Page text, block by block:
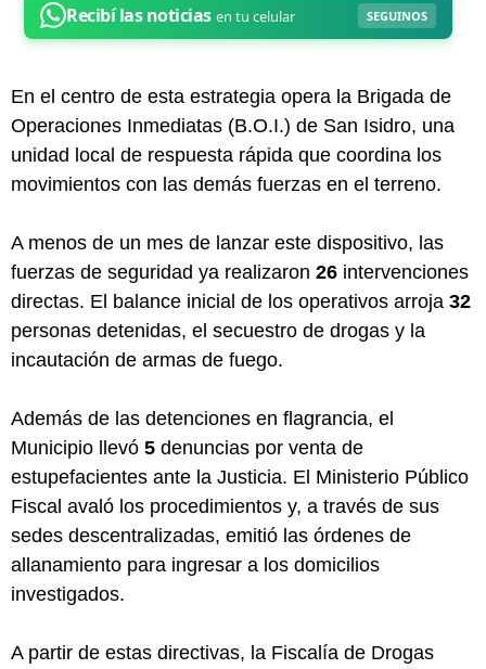
En el centro de esta estrategia opera la Brigada de
Operaciones Inmediatas (B.O.I.) de San Isidro, una
unidad local de respuesta rápida que coordina los
movimientos con las demás fuerzas en el terreno.
A menos de un mes de lanzar este dispositivo, las
fuerzas de seguridad ya realizaron 26 intervenciones
directas. El balance inicial de los operativos arroja 32
personas detenidas, el secuestro de drogas y la
incautación de armas de fuego.
Además de las detenciones en flagrancia, el
Municipio llevó 5 denuncias por venta de
estupefacientes ante la Justicia. El Ministerio Público
Fiscal avaló los procedimientos y, a través de sus
sedes descentralizadas, emitió las órdenes de
allanamiento para ingresar a los domicilios
investigados.
A partir de estas directivas, la Fiscalía de Drogas